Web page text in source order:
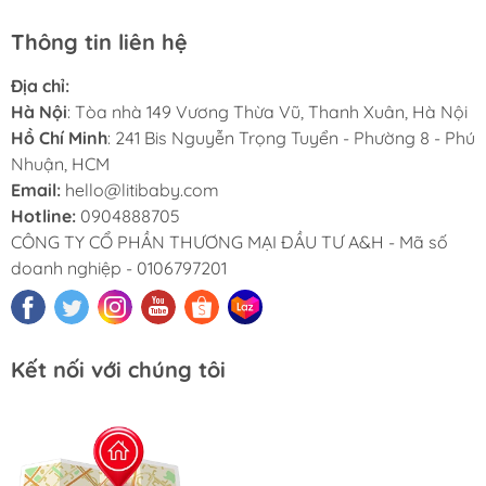
Thông tin liên hệ
Địa chỉ:
Hà Nội: Tòa nhà 149 Vương Thừa Vũ, Thanh Xuân, Hà Nội
Hồ Chí Minh: 241 Bis Nguyễn Trọng Tuyển - Phường 8 - Phú
Nhuận, HCM
Email: hello@litibaby.com
Hotline: 0904888705
CÔNG TY CỔ PHẦN THƯƠNG MẠI ĐẦU TƯ A&H - Mã số
doanh nghiệp - 0106797201
Kết nối với chúng tôi